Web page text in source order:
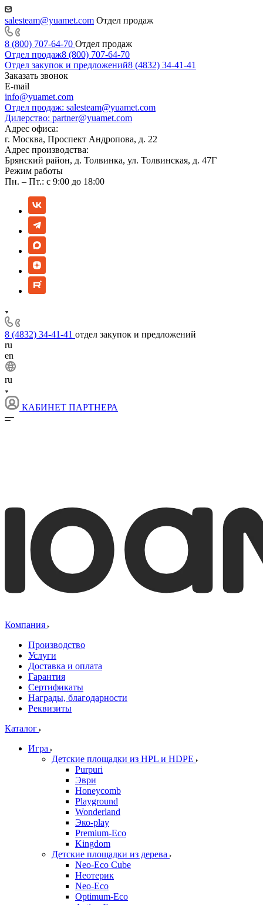
salesteam@yuamet.com Отдел продаж
8 (800) 707-64-70 Отдел продаж
Отдел продаж8 (800) 707-64-70
Отдел закупок и предложений8 (4832) 34-41-41
Заказать звонок
E-mail
info@yuamet.com
Отдел продаж: salesteam@yuamet.com
Дилерство: partner@yuamet.com
Адрес офиса:
г. Москва, Проспект Андропова, д. 22
Адрес производства:
Брянский район, д. Толвинка, ул. Толвинская, д. 47Г
Режим работы
Пн. – Пт.: с 9:00 до 18:00
8 (4832) 34-41-41 отдел закупок и предложений
ru
en
ru
КАБИНЕТ ПАРТНЕРА
Компания
Производство
Услуги
Доставка и оплата
Гарантия
Сертификаты
Награды, благодарности
Реквизиты
Каталог
Игра
Детские площадки из HPL и HDPE
Purpuri
Эври
Honeycomb
Playground
Wonderland
Эко-play
Premium-Eco
Kingdom
Детские площадки из дерева
Neo-Eco Cube
Неотерик
Neo-Eco
Оptimum-Еco